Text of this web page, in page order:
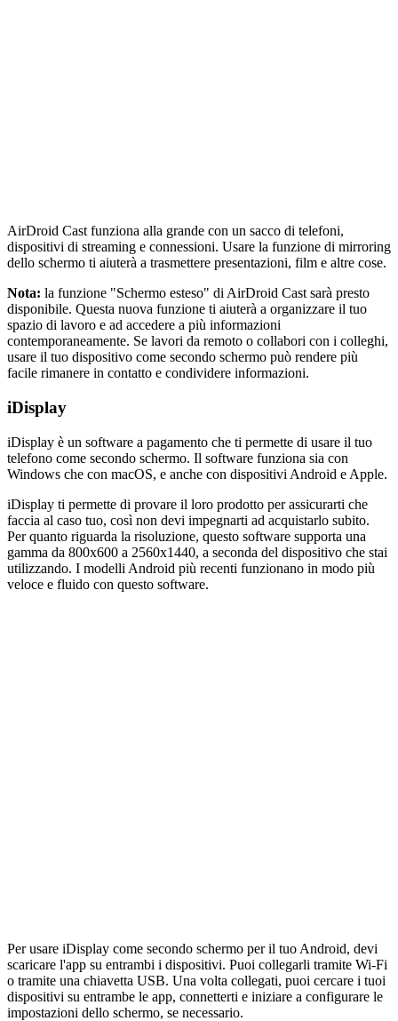
AirDroid Cast funziona alla grande con un sacco di telefoni,
dispositivi di streaming e connessioni. Usare la funzione di mirroring
dello schermo ti aiuterà a trasmettere presentazioni, film e altre cose.
Nota: la funzione "Schermo esteso" di AirDroid Cast sarà presto
disponibile. Questa nuova funzione ti aiuterà a organizzare il tuo
spazio di lavoro e ad accedere a più informazioni
contemporaneamente. Se lavori da remoto o collabori con i colleghi,
usare il tuo dispositivo come secondo schermo può rendere più
facile rimanere in contatto e condividere informazioni.
iDisplay
iDisplay è un software a pagamento che ti permette di usare il tuo
telefono come secondo schermo. Il software funziona sia con
Windows che con macOS, e anche con dispositivi Android e Apple.
iDisplay ti permette di provare il loro prodotto per assicurarti che
faccia al caso tuo, così non devi impegnarti ad acquistarlo subito.
Per quanto riguarda la risoluzione, questo software supporta una
gamma da 800x600 a 2560x1440, a seconda del dispositivo che stai
utilizzando. I modelli Android più recenti funzionano in modo più
veloce e fluido con questo software.
Per usare iDisplay come secondo schermo per il tuo Android, devi
scaricare l'app su entrambi i dispositivi. Puoi collegarli tramite Wi-Fi
o tramite una chiavetta USB. Una volta collegati, puoi cercare i tuoi
dispositivi su entrambe le app, connetterti e iniziare a configurare le
impostazioni dello schermo, se necessario.